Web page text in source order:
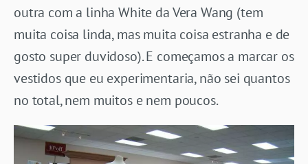
outra com a linha White da Vera Wang (tem
muita coisa linda, mas muita coisa estranha e de
gosto super duvidoso). E começamos a marcar os
vestidos que eu experimentaria, não sei quantos
no total, nem muitos e nem poucos.